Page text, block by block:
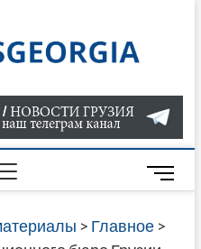
О
В
ГРУЗИИ
САЙТЕ
M
e
n
u
> Главное>